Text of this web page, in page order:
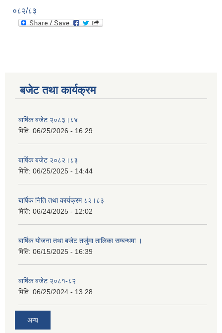
०८२/८३
बजेट तथा कार्यक्रम
बार्षिक बजेट २०८३।८४
मिति: 06/25/2026 - 16:29
बार्षिक बजेट २०८२।८३
मिति: 06/25/2025 - 14:44
बार्षिक निति तथा कार्यक्रम ८२।८३
मिति: 06/24/2025 - 12:02
बार्षिक योजना तथा बजेट तर्जुमा तालिका सम्बन्धमा ।
मिति: 06/15/2025 - 16:39
बार्षिक बजेट २०८१-८२
मिति: 06/25/2024 - 13:28
अन्य